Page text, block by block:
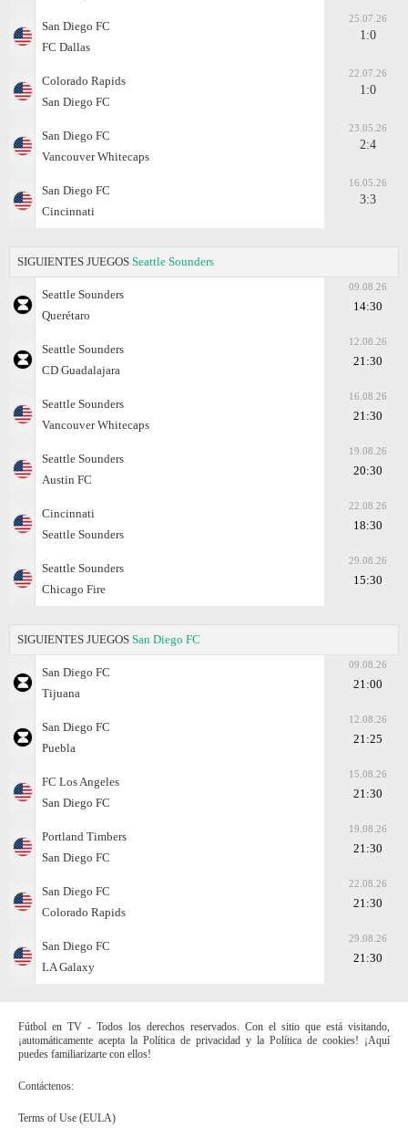
San Diego FC
FC Dallas
25.07.26
1:0
Colorado Rapids
San Diego FC
22.07.26
1:0
San Diego FC
Vancouver Whitecaps
23.05.26
2:4
San Diego FC
Cincinnati
16.05.26
3:3
SIGUIENTES JUEGOS Seattle Sounders
Seattle Sounders
Querétaro
09.08.26
14:30
Seattle Sounders
CD Guadalajara
12.08.26
21:30
Seattle Sounders
Vancouver Whitecaps
16.08.26
21:30
Seattle Sounders
Austin FC
19.08.26
20:30
Cincinnati
Seattle Sounders
22.08.26
18:30
Seattle Sounders
Chicago Fire
29.08.26
15:30
SIGUIENTES JUEGOS San Diego FC
San Diego FC
Tijuana
09.08.26
21:00
San Diego FC
Puebla
12.08.26
21:25
FC Los Angeles
San Diego FC
15.08.26
21:30
Portland Timbers
San Diego FC
19.08.26
21:30
San Diego FC
Colorado Rapids
22.08.26
21:30
San Diego FC
LA Galaxy
29.08.26
21:30
Fútbol en TV - Todos los derechos reservados. Con el sitio que está visitando,
¡automáticamente acepta la Política de privacidad y la Política de cookies! ¡Aquí
puedes familiarizarte con ellos!
Contáctenos:
Terms of Use (EULA)